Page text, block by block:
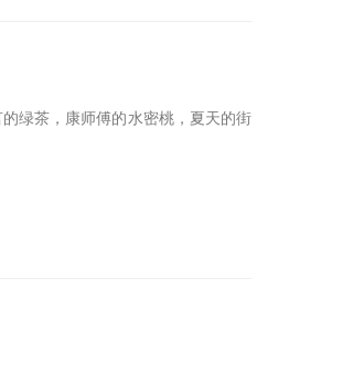
绿茶，康师傅的水密桃，夏天的街